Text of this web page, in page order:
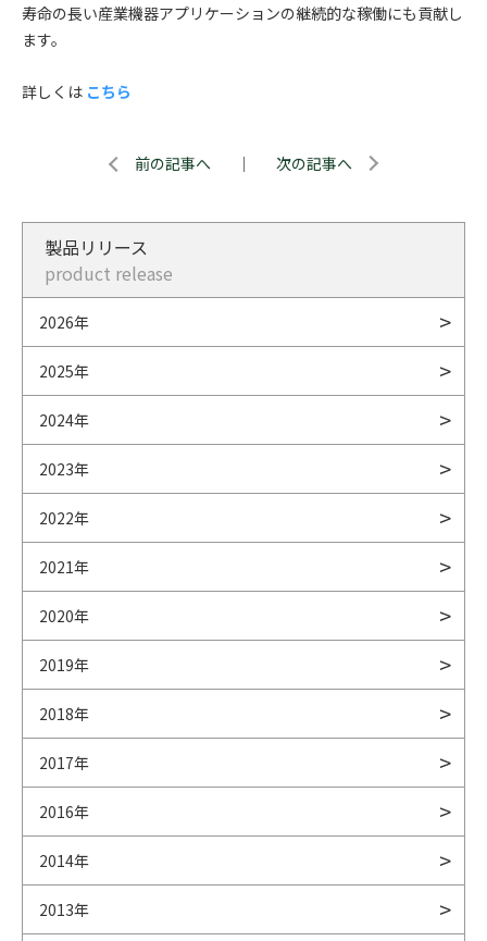
寿命の長い産業機器アプリケーションの継続的な稼働にも貢献し
ます。
詳しくは こちら
前の記事へ ｜ 次の記事へ
製品リリース
product release
2026年
2025年
2024年
2023年
2022年
2021年
2020年
2019年
2018年
2017年
2016年
2014年
2013年